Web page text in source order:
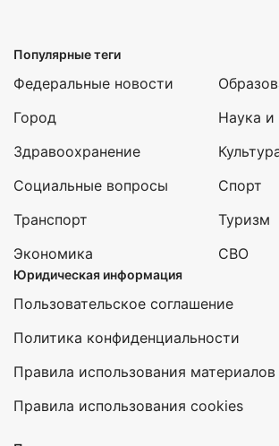
Популярные теги
Федеральные новости
Город
Здравоохранение
Социальные вопросы
Транспорт
Экономика
Наука и
Спорт
Туризм
СВО
Юридическая информация
Пользовательское соглашение
Политика конфиденциальности
Правила использования материалов
Правила использования cookies